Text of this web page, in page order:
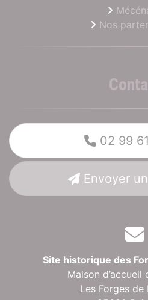
Nos
02 99
Envoyer
Site historique des
Maison d’accueil
Les Forges de